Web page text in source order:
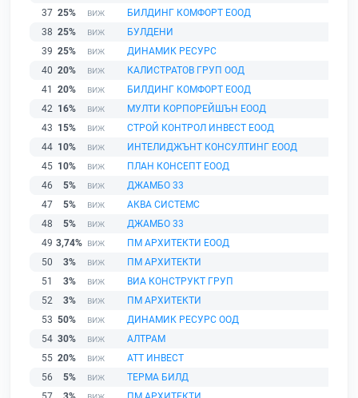
37 25%
БИЛДИНГ КОМФОРТ ЕООД
38 25%
БУЛДЕНИ
39 25%
ДИНАМИК РЕСУРС
40 20%
КАЛИСТРАТОВ ГРУП ООД
41 20%
БИЛДИНГ КОМФОРТ ЕООД
42 16%
МУЛТИ КОРПОРЕЙШЪН ЕООД
43 15%
СТРОЙ КОНТРОЛ ИНВЕСТ ЕООД
44 10%
ИНТЕЛИДЖЪНТ КОНСУЛТИНГ ЕООД
45 10%
ПЛАН КОНСЕПТ ЕООД
46
5%
ДЖАМБО 33
47
5%
АКВА СИСТЕМС
48
5%
ДЖАМБО 33
49 3,74%
ПМ АРХИТЕКТИ ЕООД
50
3%
ПМ АРХИТЕКТИ
51
3%
ВИА КОНСТРУКТ ГРУП
52
3%
ПМ АРХИТЕКТИ
53 50%
ДИНАМИК РЕСУРС ООД
54 30%
АЛТРАМ
55 20%
АТТ ИНВЕСТ
56
5%
ТЕРМА БИЛД